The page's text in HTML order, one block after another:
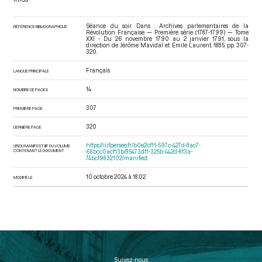
RÉFÉRENCE BIBLIOGRAPHIQUE
Séance du soir. Dans : Archives parlementaires de la
Révolution Française — Première série (1787-1799) — Tome
XXI - Du 26 novembre 1790 au 2 janvier 1791
, sous la
direction de Jérôme Mavidal et Emile Laurent. 1885. pp. 307-
320.
LANGUE PRINCIPALE Français
NOMBRE DE PAGES 14
PREMIÈRE PAGE 307
DERNIÈRE PAGE 320
URI DU MANIFEST IIIF DU VOLUME
CONTENANT LE DOCUMENT
https://iiif.persee.fr/b0e2cf11-597c-427d-8ac7-
68bcc0acf13b/85473df1-325b-442d-8f3a-
74bcf9832102/manifest
MODIFIÉ LE 10 octobre 2024 à 18:02
Suivez-nous